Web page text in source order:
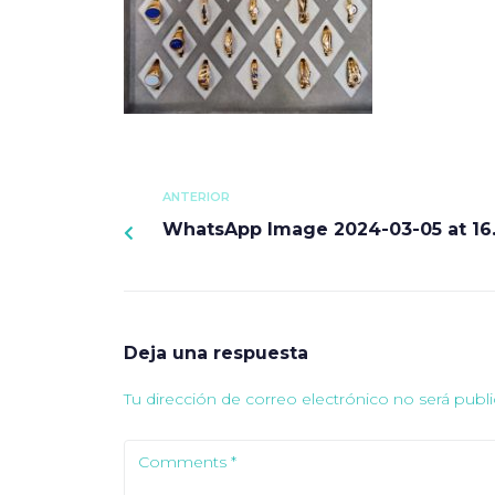
ANTERIOR
WhatsApp Image 2024-03-05 at
Deja una respuesta
Tu dirección de correo electrónico no será